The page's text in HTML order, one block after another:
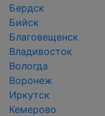
Бердск
Бийск
Благовещенск
Владивосток
Вологда
Воронеж
Иркутск
Кемерово